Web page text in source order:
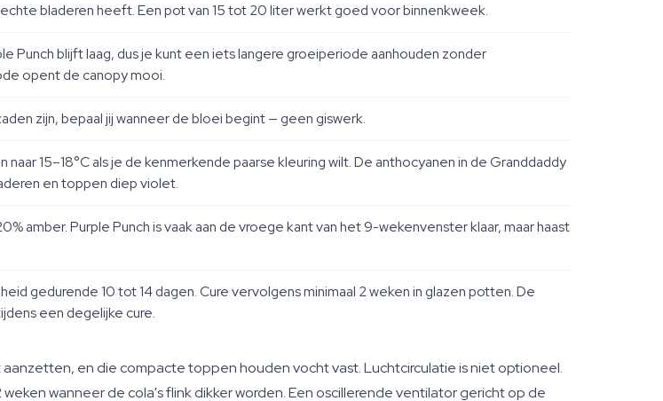
bladeren heeft. Een pot van 15 tot 20 liter werkt goed voor binnenkweek.
blijft laag, dus je kunt een iets langere groeiperiode aanhouden zonder
opent de canopy mooi.
zijn, bepaal jij wanneer de bloei begint — geen giswerk.
15–18°C als je de kenmerkende paarse kleuring wilt. De anthocyanen in de Granddaddy
en toppen diep violet.
amber. Purple Punch is vaak aan de vroege kant van het 9-wekenvenster klaar, maar haast
gedurende 10 tot 14 dagen. Cure vervolgens minimaal 2 weken in glazen potten. De
een degelijke cure.
en die compacte toppen houden vocht vast. Luchtcirculatie is niet optioneel.
wanneer de cola's flink dikker worden. Een oscillerende ventilator gericht op de